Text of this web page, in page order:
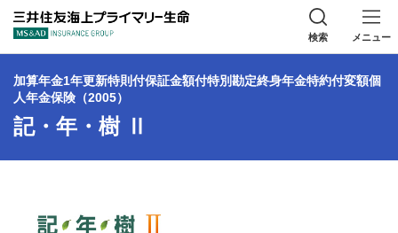
三井住友海上プ
検索 メニュー
加算年金1年更新特則付保証金額付特別勘定終身年金特約付変額個
人年金保険（2005）
記・年・樹 Ⅱ